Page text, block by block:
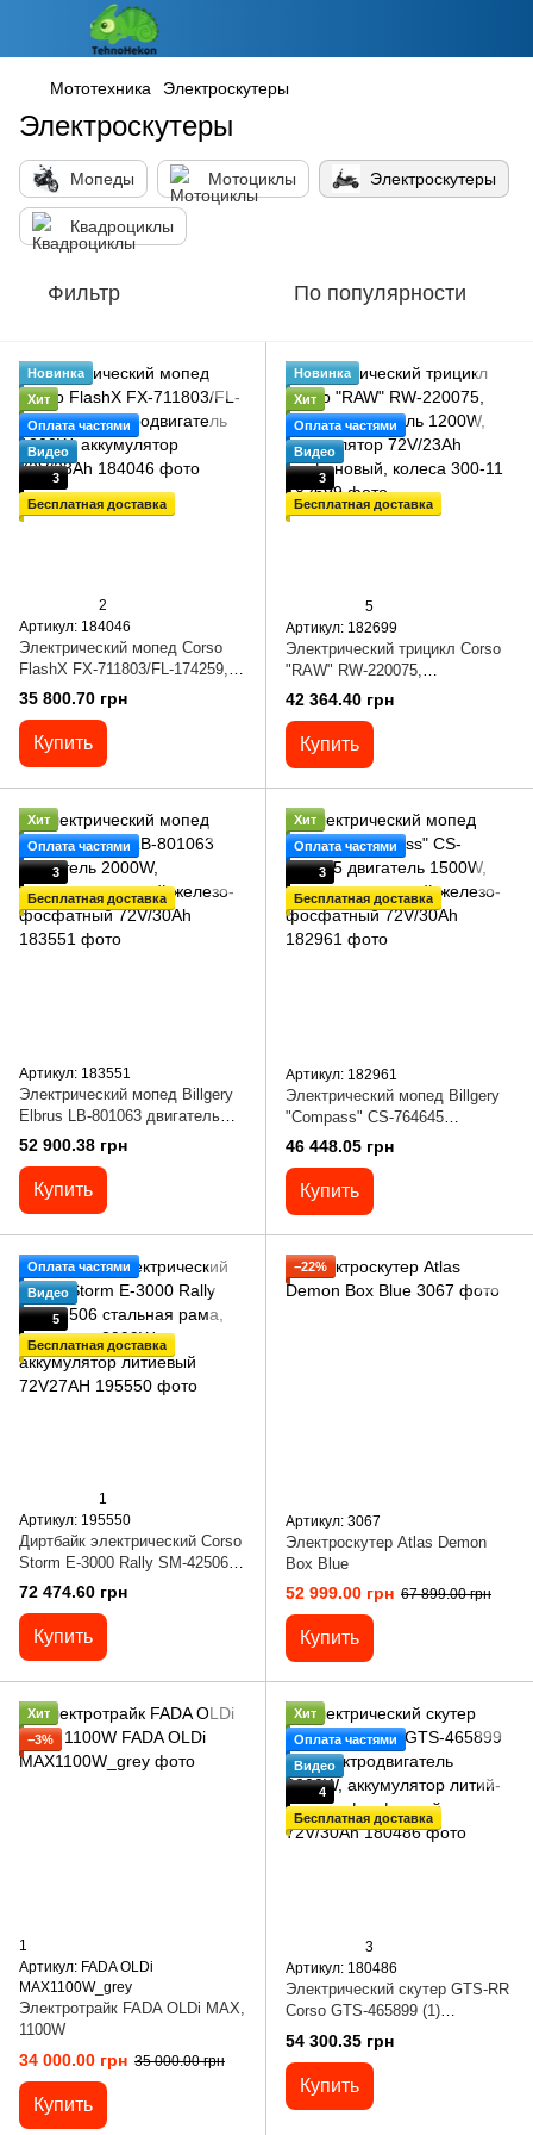
Мототехника Электроскутеры
Электроскутеры
Мопеды Мотоциклы Электроскутеры
Квадроциклы
Фильтр По популярности
Новинка
Хит
Оплата частями
Видео
3
Бесплатная доставка
2
Артикул: 184046
Электрический мопед Corso
FlashX FX-711803/FL-174259,
Электродвигатель 1200W,
аккумулятор 72V/23Ah
35 800.70 грн
Купить
Новинка
Хит
Оплата частями
Видео
3
Бесплатная доставка
5
Артикул: 182699
Электрический трицикл Corso
"RAW" RW-220075,
электродвигатель 1200W,
аккумулятор 72V/23Ah
графеновый, колеса 300-11
42 364.40 грн
Купить
Хит
Оплата частями
3
Бесплатная доставка
Артикул: 183551
Электрический мопед Billgery
Elbrus LB-801063 двигатель
2000W, аккумулятор литий-
железо-фосфатный 72V/30Ah
52 900.38 грн
Купить
Хит
Оплата частями
3
Бесплатная доставка
Артикул: 182961
Электрический мопед Billgery
"Compass" CS-764645
двигатель 1500W, аккумулятор
литий-железо-фосфатный
72V/30Ah
46 448.05 грн
Купить
Оплата частями
Видео
5
Бесплатная доставка
1
Артикул: 195550
Диртбайк электрический Corso
Storm E-3000 Rally SM-42506
стальная рама, двигатель
2999W, аккумулятор литиевый
72V27AH
72 474.60 грн
Купить
−22%
Артикул: 3067
Электроскутер Atlas Demon
Box Blue
52 999.00 грн 67 899.00 грн
Купить
Хит
−3%
1
Артикул: FADA OLDi
MAX1100W_grey
Электротрайк FADA OLDi MAX,
1100W
34 000.00 грн 35 000.00 грн
Купить
Хит
Оплата частями
Видео
4
Бесплатная доставка
3
Артикул: 180486
Электрический скутер GTS-RR
Corso GTS-465899 (1)
Электродвигатель 2000W,
аккумулятор литий-железо-
фосфатный 72V/30Ah
54 300.35 грн
Купить